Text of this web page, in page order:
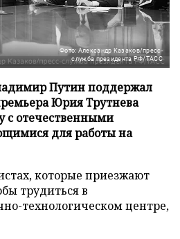
Фото: Александр Казаков/пресс-
служба президента РФ/ТАСС
Путин поддержал
Юрия Трутнева
с отечественными
для работы на
которые приезжают
трудиться в
технологическом центре,